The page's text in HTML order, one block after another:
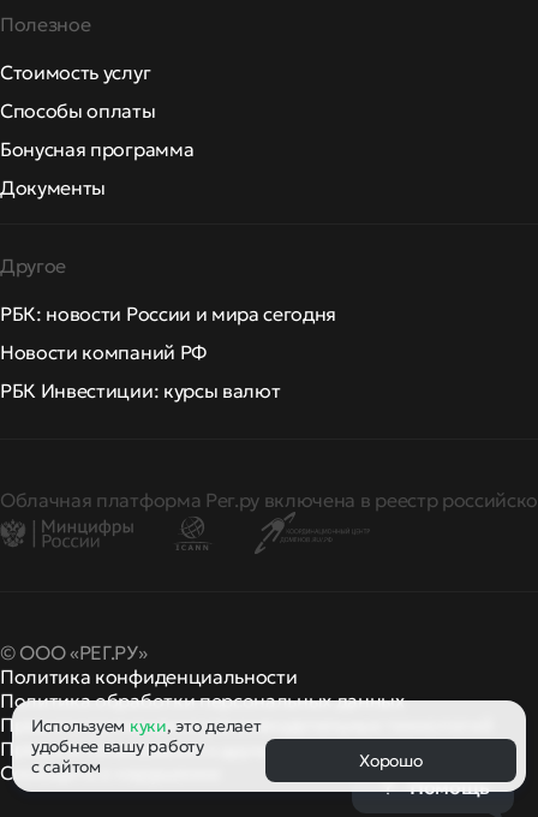
Полезное
Стоимость услуг
Способы оплаты
Бонусная программа
Документы
Другое
РБК: новости России и мира сегодня
Новости компаний РФ
РБК Инвестиции: курсы валют
Облачная платформа Рег.ру включена в реестр
© ООО «РЕГ.РУ»
Политика конфиденциальности
Политика обработки персональных данных
Правила применения рекомендательных технологий
Правила пользованияи другие
правила и политики
Сообщить о нарушении
Используем куки, это делает
удобнее вашу работу
с сайтом
Хорошо
Помощь